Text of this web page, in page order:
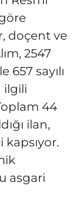
doçent ve
2547
657 sayılı
ilgili
44
ilan,
asgari